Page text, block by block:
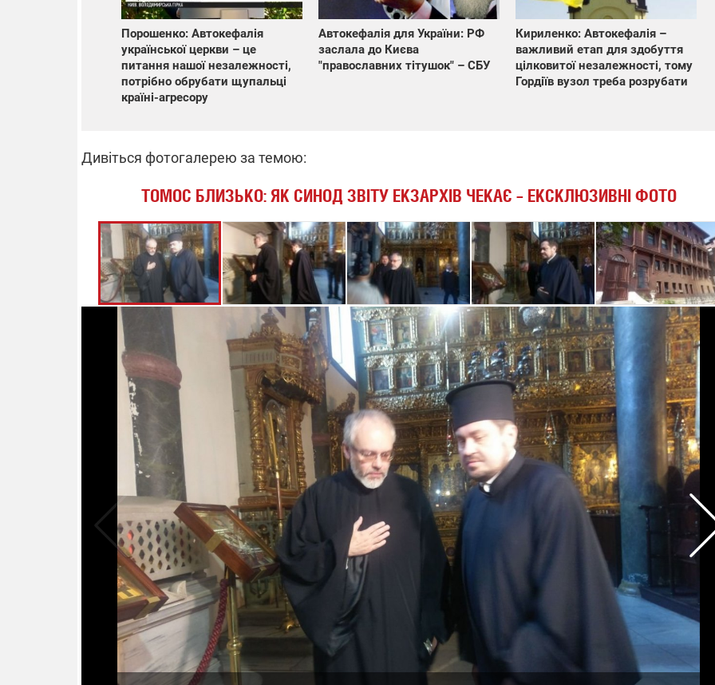
Порошенко: Автокефалія
української церкви – це
питання нашої незалежності,
потрібно обрубати щупальці
країні-агресору
Автокефалія для України: РФ
заслала до Києва
"православних тітушок" – СБУ
Кириленко: Автокефалія –
важливий етап для здобуття
цілковитої незалежності, тому
Гордіїв вузол треба розрубати
Дивіться фотогалерею за темою:
ТОМОС БЛИЗЬКО: ЯК СИНОД ЗВІТУ ЕКЗАРХІВ ЧЕКАЄ – ЕКСКЛЮЗИВНІ ФОТО